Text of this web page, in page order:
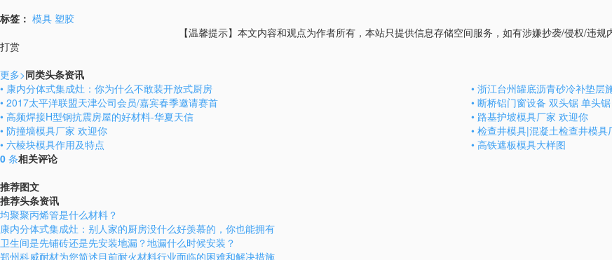
标签： 模具 塑胶
【温馨提示】本文内容和观点为作者所有，本站只提供信息存储空间服务，如有涉嫌抄袭/侵权/违规
打赏
更多>同类头条资讯
• 康内分体式集成灶：你为什么不敢装开放式厨房
• 浙江台州罐底沥青砂冷补垫层
• 2017太平洋联盟天津公司会员/嘉宾春季邀请赛首
• 断桥铝门窗设备 双头锯 单头
• 高频焊接H型钢抗震房屋的好材料-华夏天信
• 路基护坡模具厂家 欢迎你
• 防撞墙模具厂家 欢迎你
• 检查井模具|混凝土检查井模具
• 六棱块模具作用及特点
• 高铁遮板模具大样图
0 条相关评论
推荐图文
推荐头条资讯
均聚聚丙烯管是什么材料？
康内分体式集成灶：别人家的厨房没什么好羡慕的，你也能拥有
卫生间是先铺砖还是先安装地漏？地漏什么时候安装？
郑州科威耐材为您简述目前耐火材料行业面临的困难和解决措施